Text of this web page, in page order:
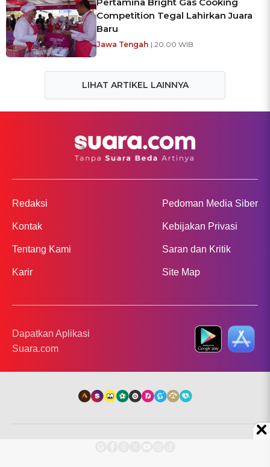
Competition Tegal Lahirkan Juara
Baru
Jawa Tengah | 20:00 WIB
LIHAT ARTIKEL LAINNYA
Redaksi
Kontak
Tentang Kami
Karir
Pedoman Media Siber
Kebijakan Privasi
Saran dan Kritik
Site Map
Dapatkan Aplikasi
Suara.com